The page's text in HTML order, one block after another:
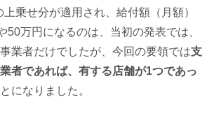
乗せ分が適用され、給付額（月額）
50万円になるのは、当初の発表では、
業者だけでしたが、今回の要領では支
者であれば、有する店舗が1つであっ
になりました。